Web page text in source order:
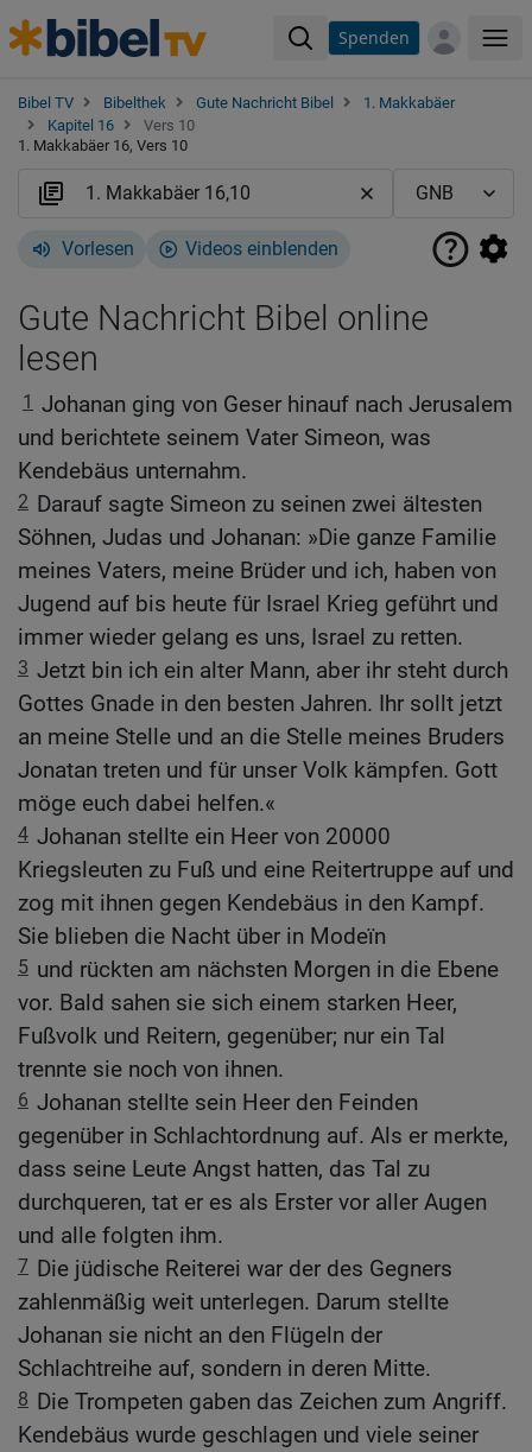
Spenden
Bibel TV Bibelthek Gute Nachricht Bibel
1. Makkabäer
Kapitel 16
Vers 10
1. Makkabäer 16, Vers 10
Vorlesen Videos einblenden
Gute Nachricht Bibel online
lesen
1 Johanan ging von Geser hinauf nach Jerusalem
und berichtete seinem Vater Simeon, was
Kendebäus unternahm.
2 Darauf sagte Simeon zu seinen zwei ältesten
Söhnen, Judas und Johanan: »Die ganze Familie
meines Vaters, meine Brüder und ich, haben von
Jugend auf bis heute für Israel Krieg geführt und
immer wieder gelang es uns, Israel zu retten.
3 Jetzt bin ich ein alter Mann, aber ihr steht durch
Gottes Gnade in den besten Jahren. Ihr sollt jetzt
an meine Stelle und an die Stelle meines Bruders
Jonatan treten und für unser Volk kämpfen. Gott
möge euch dabei helfen.«
4 Johanan stellte ein Heer von 20000
Kriegsleuten zu Fuß und eine Reitertruppe auf und
zog mit ihnen gegen Kendebäus in den Kampf.
Sie blieben die Nacht über in Modeïn
5 und rückten am nächsten Morgen in die Ebene
vor. Bald sahen sie sich einem starken Heer,
Fußvolk und Reitern, gegenüber; nur ein Tal
trennte sie noch von ihnen.
6 Johanan stellte sein Heer den Feinden
gegenüber in Schlachtordnung auf. Als er merkte,
dass seine Leute Angst hatten, das Tal zu
durchqueren, tat er es als Erster vor aller Augen
und alle folgten ihm.
7 Die jüdische Reiterei war der des Gegners
zahlenmäßig weit unterlegen. Darum stellte
Johanan sie nicht an den Flügeln der
Schlachtreihe auf, sondern in deren Mitte.
8 Die Trompeten gaben das Zeichen zum Angriff.
Kendebäus wurde geschlagen und viele seiner